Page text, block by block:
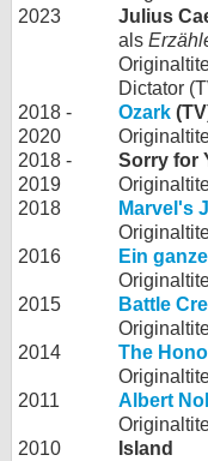
2023
Julius
als
Dictator
2018 -
2020
Ozark
2018 -
2019
Sorry for
2018
Marvel's
2016
Ein
2015
Battle
2014
The
2011
Albert
2010
Island